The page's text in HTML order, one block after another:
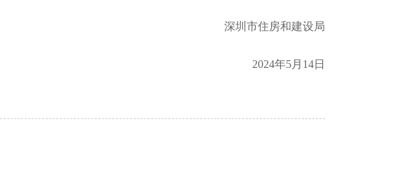
深圳市住房和建设局
2024年5月14日